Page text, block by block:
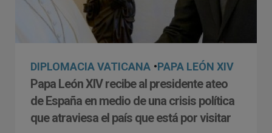
DIPLOMACIA VATICANA •PAPA LEÓN XIV
Papa León XIV recibe al presidente ateo
de España en medio de una crisis política
que atraviesa el país que está por visitar